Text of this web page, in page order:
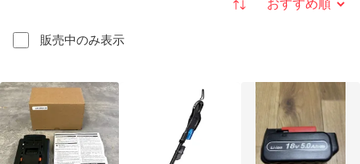
販売中のみ表示
並び替え